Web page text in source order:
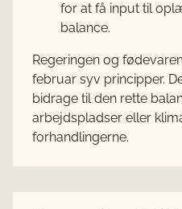
for at få input til
balance.
Regeringen og
februar syv principper.
bidrage til den rette
arbejdspladser eller
forhandlingerne.